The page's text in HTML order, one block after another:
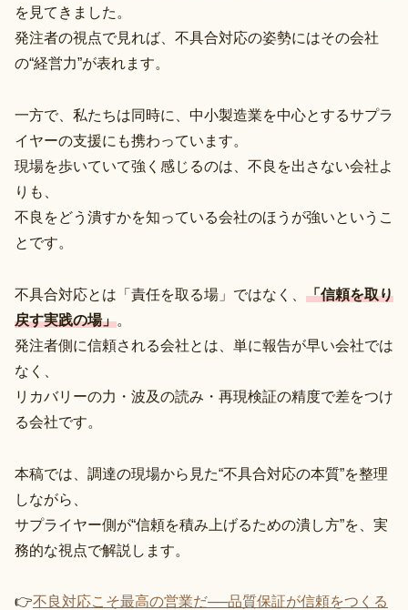
を見てきました。
発注者の視点で見れば、不具合対応の姿勢にはその会社
の“経営力”が表れます。
一方で、私たちは同時に、中小製造業を中心とするサプラ
イヤーの支援にも携わっています。
現場を歩いていて強く感じるのは、不良を出さない会社よ
りも、
不良をどう潰すかを知っている会社のほうが強いというこ
とです。
不具合対応とは「責任を取る場」ではなく、 「信頼を取り
戻す実践の場」。
発注者側に信頼される会社とは、単に報告が早い会社では
なく、
リカバリーの力・波及の読み・再現検証の精度で差をつけ
る会社です。
本稿では、調達の現場から見た“不具合対応の本質”を整理
しながら、
サプライヤー側が“信頼を積み上げるための潰し方”を、実
務的な視点で解説します。
👉不良対応こそ最高の営業だ──品質保証が信頼をつくる